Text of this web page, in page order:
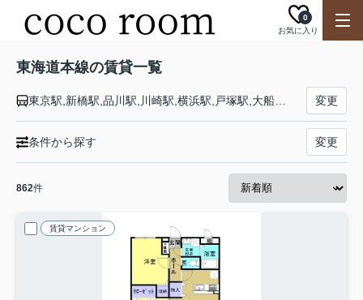
お気に入り
0
東海道本線の賃貸一覧
変更
条件から探す 変更
862件
賃貸マンション